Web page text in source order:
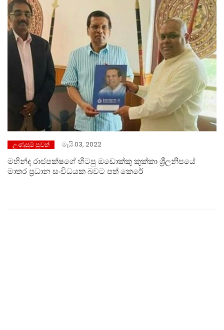
උණුසුම් පුවත් මැයි 03, 2022
මහින්ද රාජපක්ෂගේ හිටපු ඔඩොක්කු කුක්කා ශ්‍රීලනිපයේ
මාතර ප්‍රධාන සංවිධයක බවට පත් කෙරේ